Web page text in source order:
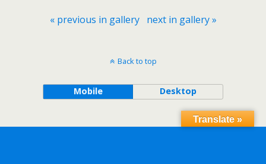
« previous in gallery next in gallery »
Back to top
Mobile Desktop
Translate »